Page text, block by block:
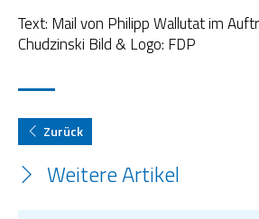
Text: Mail von Philipp Wallutat im
Chudzinski Bild & Logo: FDP
Zurück
Weitere Artikel